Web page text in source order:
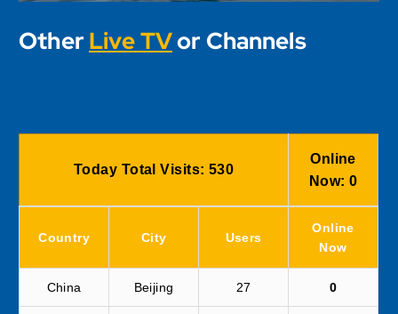
Other Live TVor Channels
Today Total Visits: 530
Online
Now: 0
Country City Users
Online
Now
China Beijing 27 0